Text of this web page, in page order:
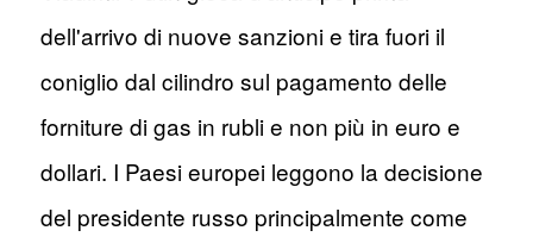
dell'arrivo di nuove sanzioni e tira fuori il
coniglio dal cilindro sul pagamento delle
forniture di gas in rubli e non più in euro e
dollari. I Paesi europei leggono la decisione
del presidente russo principalmente come